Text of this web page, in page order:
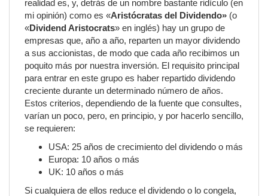
realidad es, y, detrás de un nombre bastante ridículo (en
mi opinión) como es «Aristócratas del Dividendo» (o
«Dividend Aristocrats» en inglés) hay un grupo de
empresas que, año a año, reparten un mayor dividendo
a sus accionistas, de modo que cada año recibimos un
poquito más por nuestra inversión. El requisito principal
para entrar en este grupo es haber repartido dividendo
creciente durante un determinado número de años.
Estos criterios, dependiendo de la fuente que consultes,
varían un poco, pero, en principio, y por hacerlo sencillo,
se requieren:
USA: 25 años de crecimiento del dividendo o más
Europa: 10 años o más
UK: 10 años o más
Si cualquiera de ellos reduce el dividendo o lo congela,